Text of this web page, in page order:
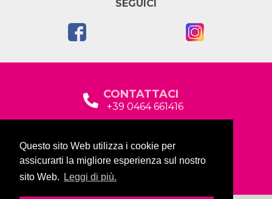
Questo sito Web utilizza i cookie per
assicurarti la migliore esperienza sul nostro
sito Web.
Leggi di più.
SEGUICI
CONTATTACI
+39 0464 661416
Via Baltera, 19
38066 Riva del Garda (TN)